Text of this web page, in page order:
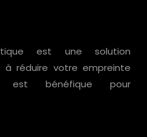
est une solution
à réduire votre empreinte
est bénéfique pour